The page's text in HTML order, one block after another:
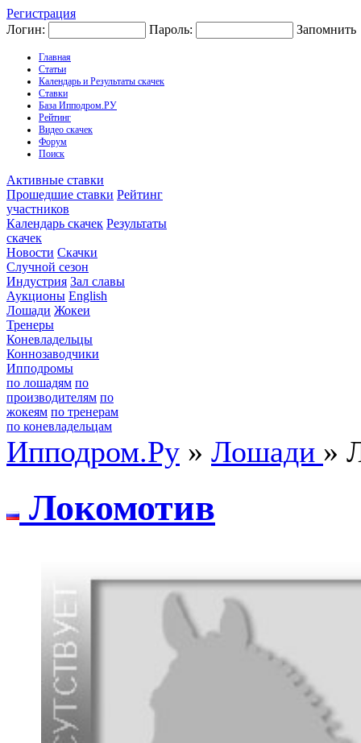
Регистрация
Логин:
Пароль: Запомнить
Главная
Статьи
Календарь и Результаты скачек
Ставки
База Ипподром.РУ
Рейтинг
Видео скачек
Форум
Поиск
Активные ставки
Прошедшие ставки Рейтинг
участников
Календарь скачек Результаты
скачек
Новости Скачки
Случной сезон
Индустрия Зал славы
Аукционы English
Лошади Жокеи
Тренеры
Коневладельцы
Коннозаводчики
Ипподромы
по лошадям по
производителям по
жокеям по тренерам
по коневладельцам
Ипподром.Ру » Лошади »
Локомотив